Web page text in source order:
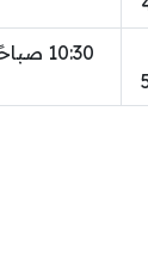
10:30 صباحًا